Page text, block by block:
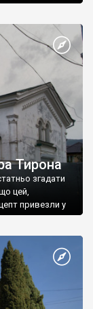
Тирона
згадати
цей,
привезли у